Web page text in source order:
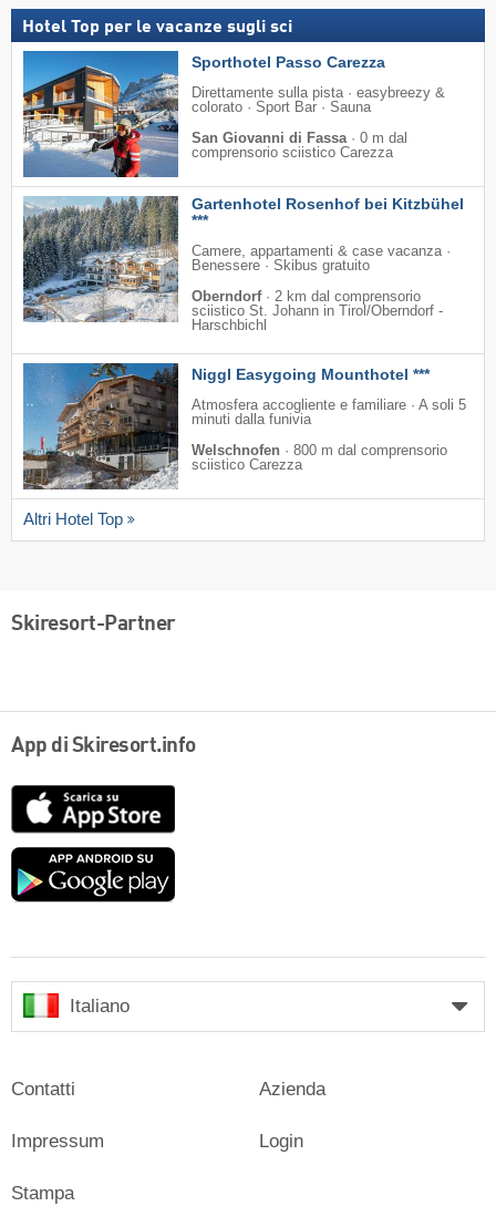
Hotel Top per le vacanze sugli sci
Sporthotel Passo Carezza
Direttamente sulla pista · easybreezy &
colorato · Sport Bar · Sauna
San Giovanni di Fassa· 0 m dal
comprensorio sciistico Carezza
Gartenhotel Rosenhof bei Kitzbühel
***
Camere, appartamenti & case vacanza ·
Benessere · Skibus gratuito
Oberndorf · 2 km dal comprensorio
sciistico St. Johann in Tirol/​Oberndorf -
Harschbichl
Niggl Easygoing Mounthotel ***
Atmosfera accogliente e familiare · A soli 5
minuti dalla funivia
Welschnofen · 800 m dal comprensorio
sciistico Carezza
Altri Hotel Top
Skiresort-Partner
App di Skiresort.info
Google
Italiano
Contatti
Impressum
Stampa
Azienda
Login